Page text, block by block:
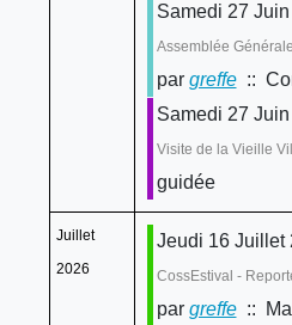
Samedi 27
Assemblée
par greffe::
Samedi 27
Visite de la Vieille
guidée
Juillet
2026
Jeudi 16 Juillet
CossEstival -
par greffe::